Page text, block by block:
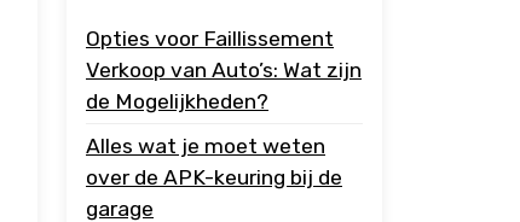
Opties voor Faillissement
Verkoop van Auto’s: Wat zijn
de Mogelijkheden?
Alles wat je moet weten
over de APK-keuring bij de
garage